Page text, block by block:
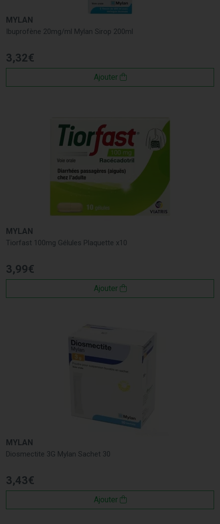
MYLAN
Ibuprofène 20mg/ml Mylan Sirop 200ml
3,32€
Ajouter
MYLAN
Tiorfast 100mg Gélules Plaquette x10
3,99€
Ajouter
MYLAN
Diosmectite 3G Mylan Sachet 30
3,43€
Ajouter